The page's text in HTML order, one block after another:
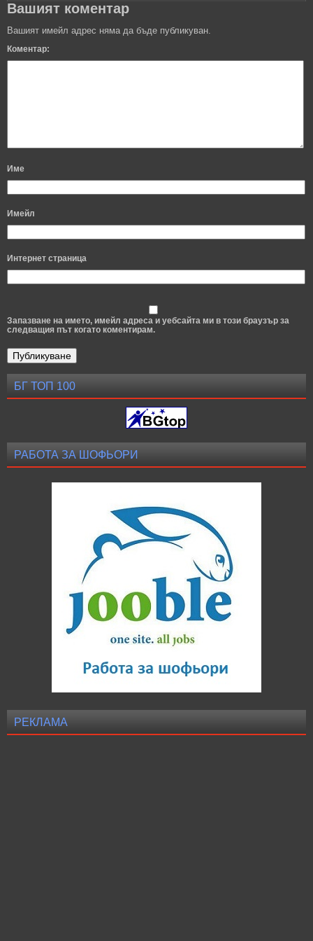
Вашият коментар
Вашият имейл адрес няма да бъде публикуван.
Коментар:
Име
Имейл
Интернет страница
Запазване на името, имейл адреса и уебсайта ми в този браузър за
следващия път когато коментирам.
БГ ТОП 100
РАБОТА ЗА ШОФЬОРИ
РЕКЛАМА